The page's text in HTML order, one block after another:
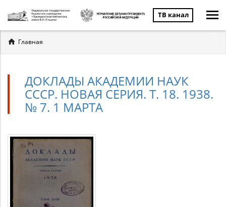
ТВ канал
Вы
здесь
Главная
ДОКЛАДЫ АКАДЕМИИ НАУК
СССР. НОВАЯ СЕРИЯ. Т. 18. 1938.
№ 7. 1 МАРТА